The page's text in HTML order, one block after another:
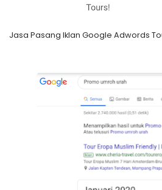
Jasa Pasang Iklan Google Adwords